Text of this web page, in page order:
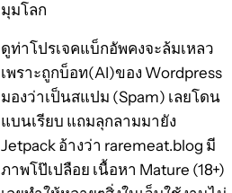
มุมโลก
ดูท่าโปรเจคแบ็กอัพคงจะล้มเหลว
เพราะถูกบ็อท(AI)ของ Wordpress
มองว่าเป็นสแปม (Spam) เลยโดน
แบนเรียบ แถมลุกลามมายัง
Jetpack อ้างว่า raremeat.blog มี
ภาพโป๊เปลือย เนื้อหา Mature (18+)